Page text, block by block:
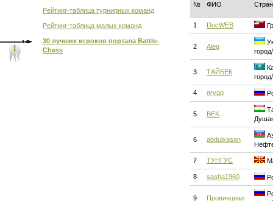
Рейтинг-таблица турнирных команд
Рейтинг-таблица малых команд
30 лучших игроков портала Battle-
Chess
№ ФИО
1 DocWEB
2 Aleg
3 ТАЙБЕК
4 ягуар
5 BEK
6 abdulxasan
7 ТУНГУС
8 sasha1960
9 Провинциал